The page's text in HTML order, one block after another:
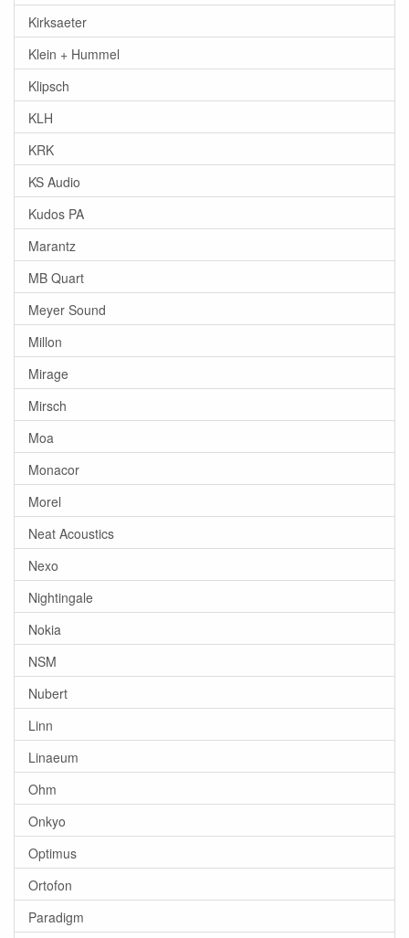
Kirksaeter
Klein + Hummel
Klipsch
KLH
KRK
KS Audio
Kudos PA
Marantz
MB Quart
Meyer Sound
Millon
Mirage
Mirsch
Moa
Monacor
Morel
Neat Acoustics
Nexo
Nightingale
Nokia
NSM
Nubert
Linn
Linaeum
Ohm
Onkyo
Optimus
Ortofon
Paradigm